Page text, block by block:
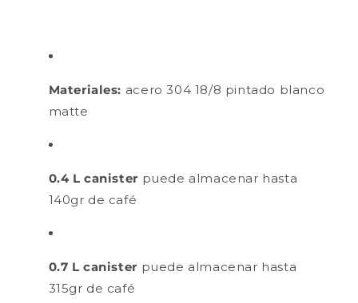
Materiales: acero 304 18/8 pintado blanco
matte
0.4 L canister puede almacenar hasta
140gr de café
0.7 L canister puede almacenar hasta
315gr de café